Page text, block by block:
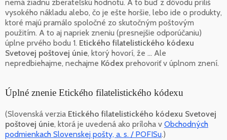
nemá žiadnu zberateľskú hodnotu. A to buď z dôvodu príliš
vysokého nákladu alebo, čo je ešte horšie, lebo ide o produkty,
ktoré majú pramálo spoločné zo skutočným poštovým
použitím. A to aj napriek zneniu (presnejšie odporúčaniu)
úplne prvého bodu 1. Etického filatelistického kódexu
Svetovej poštovej únie, ktorý hovorí, že ... Ale
nepredbiehajme, nechajme Kódex prehovoriť v úplnom znení.
Úplné znenie Etického filatelistického kódexu
(Slovenská verzia Etického filatelistického kódexu Svetovej
poštovej únie, ktorá je uvedená ako príloha v Obchodných
podmienkach Slovenskej pošty, a. s. / POFISu.)